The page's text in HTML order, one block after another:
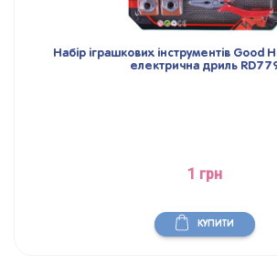
Набір іграшкових інструментів Good
електрична дриль
1 грн
КУПИТИ